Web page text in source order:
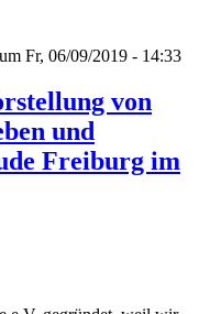
Fr, 06/09/2019 - 14:33
von
und
Freiburg im